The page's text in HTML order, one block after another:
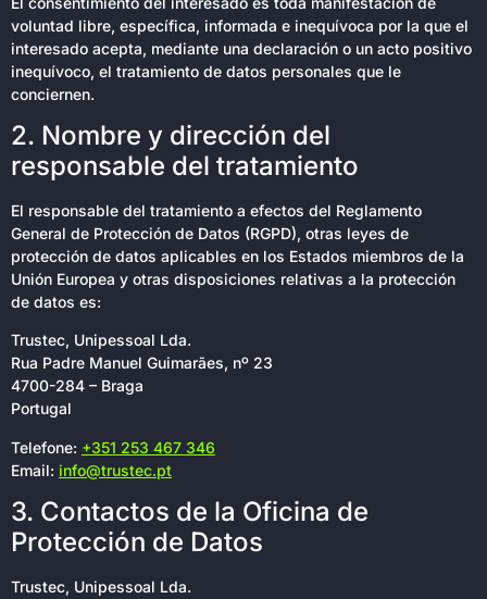
voluntad libre, específica, informada e inequívoca por la que el
interesado acepta, mediante una declaración o un acto positivo
inequívoco, el tratamiento de datos personales que le
conciernen.
2. Nombre y dirección del
responsable del tratamiento
El responsable del tratamiento a efectos del Reglamento
General de Protección de Datos (RGPD), otras leyes de
protección de datos aplicables en los Estados miembros de la
Unión Europea y otras disposiciones relativas a la protección
de datos es:
Trustec, Unipessoal Lda.
Rua Padre Manuel Guimarães, nº 23
4700-284 – Braga
Portugal
Telefone: +351 253 467 346
Email: info@trustec.pt
3. Contactos de la Oficina de
Protección de Datos
Trustec, Unipessoal Lda.